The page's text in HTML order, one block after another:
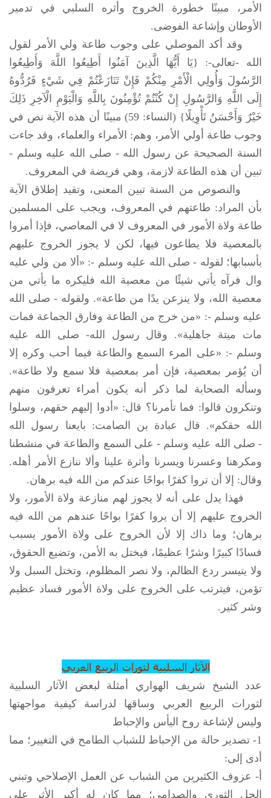
الأمر، مبينًا خطورة الخروج وأثره السلبي في تدمير
الأوطان وإشاعة الفوضى.
وقد أكد الموصلي على وجوب طاعة ولي الأمر لقول
الله -تعالى-: {يَا أَيُّهَا الَّذِينَ آمَنُوا أَطِيعُوا اللَّهَ وَأَطِيعُوا
الرَّسُولَ وَأُولِي الْأَمْرِ مِنْكُمْ فَإِنْ تَنَازَعْتُمْ فِي شَيْءٍ فَرُدُّوهُ
إِلَى اللَّهِ وَالرَّسُولِ إِنْ كُنْتُمْ تُؤْمِنُونَ بِاللَّهِ وَالْيَوْمِ الْآخِرِ ذَلِكَ
خَيْرٌ وَأَحْسَنُ تَأْوِيلًا} (النساء: 59) مبينًا أن هذه الآية نص في
وجوب طاعة أولي الأمر، وهم: الأمراء والعلماء، وقد جاءت
السنة الصحيحة عن رسول الله - صلى الله عليه وسلم -
تبين أن هذه الطاعة لازمة، وهي فريضة في المعروف.
والنصوص من السنة تبين المعنى، وتقيد إطلاق الآية
بأن المراد: طاعتهم في المعروف، ويجب على المسلمين
طاعة ولاة الأمور في المعروف لا في المعاصي، فإذا أمروا
بالمعصية فلا يطاعون فيها، لكن لا يجوز الخروج عليهم
بأسبابها؛ لقوله - صلى الله عليه وسلم -: «ألا من ولي عليه
وال فرآه يأتي شيئًا من معصية الله فليكره ما يأتي من
معصية الله، ولا ينزعن يدًا من طاعة». ولقوله - صلى الله
عليه وسلم-: «من خرج من الطاعة وفارق الجماعة فمات
مات ميتة جاهلية». وقال رسول الله- صلى الله عليه
وسلم-: «على المرء السمع والطاعة فيما أحب وكره إلا
أن يُؤمر بمعصية، فإن أمر بمعصية فلا سمع ولا طاعة».
وسأله الصحابة لما ذكر أنه يكون أمراء تعرفون منهم
وتنكرون قالوا: فما تأمرنا؟ قال: «أدوا إليهم حقهم، وسلوا
الله حقكم». قال عبادة بن الصامت: بايعنا رسول الله
- صلى الله عليه وسلم - على السمع والطاعة في منشطنا
ومكرهنا وعسرنا ويسرنا وأثرة علينا وألا ننازع الأمر أهله.
وقال: إلا أن تروا كفرًا بواحًا عندكم من الله فيه برهان.
فهذا يدل على أنه لا يجوز لهم منازعة ولاة الأمور، ولا
الخروج عليهم إلا أن يروا كفرًا بواحًا عندهم من الله فيه
برهان؛ وما ذاك إلا لأن الخروج على ولاة الأمور يسبب
فسادًا كبيرًا وشرًا عظيمًا، فيختل به الأمن، وتضيع الحقوق،
ولا يتيسر ردع الظالم، ولا نصر المظلوم، وتختل السبل ولا
تؤمن، فيترتب على الخروج على ولاة الأمور فساد عظيم
وشر كثير.
الآثار السلبية لثورات الربيع العربي
عدد الشيخ شريف الهواري أمثلة لبعض الآثار السلبية
لثورات الربيع العربي وساقها لدراسة كيفية مواجهتها
وليس لإشاعة روح اليأس والإحباط
1- تصدير حالة من الإحباط للشباب الطامح في التغيير؛ مما
أدى إلى:
أ- عزوف الكثيرين من الشباب عن العمل الإصلاحي وتبني
الحل الثوري والصدامي؛ مما كان له أكبر الأثر على